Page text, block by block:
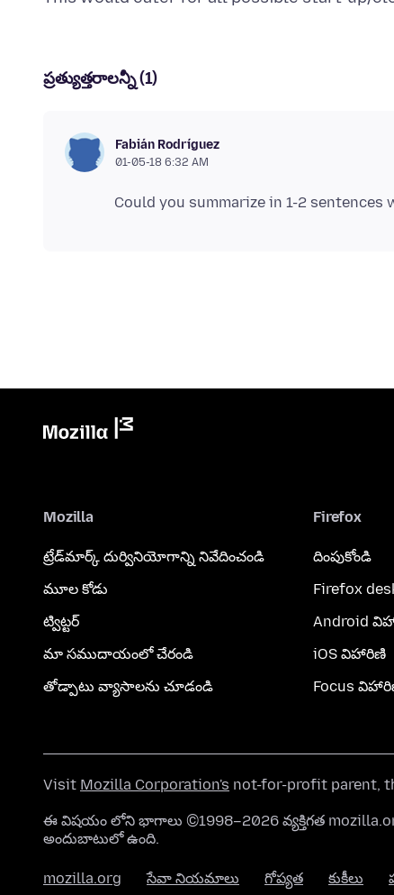
ప్రత్యుత్తరాలన్నీ (1)
Fabián Rodríguez
01-05-18 6:32 AM
Mozilla
ట్రేడ్‌మార్క్ దుర్వినియోగాన్ని నివేదించండి
మూల కోడు
ట్విట్టర్
మా సముదాయంలో చేరండి
తోడ్పాటు వ్యాసాలను చూడండి
Firefox
దింపుకోండి
Firefox
Android
iOS విహారిణి
Focus
Visit Mozilla Corporation's not-for-profit parent,
ఈ విషయం లోని భాగాలు ©1998–2026 వ్యక్తిగత
అందుబాటులో ఉంది.
mozilla.org సేవా నియమాలు గోప్యత కుకీలు